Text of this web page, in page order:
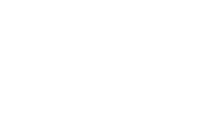
plăcut, imitând perfect diverse texturi, cum ar fi lemnul sau piatra, și
într-o varietate de stiluri și culori, aceste panouri permit